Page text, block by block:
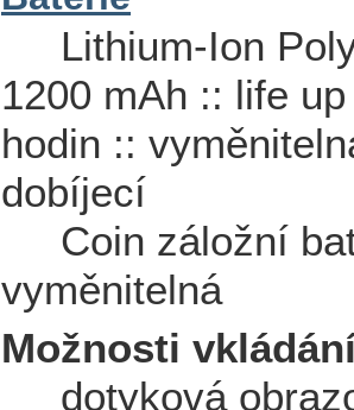
Lithium-Ion
1200 mAh :: life
hodin ::
dobíjecí
Coin záložní
vyměnitelná
Možnosti
dotyková